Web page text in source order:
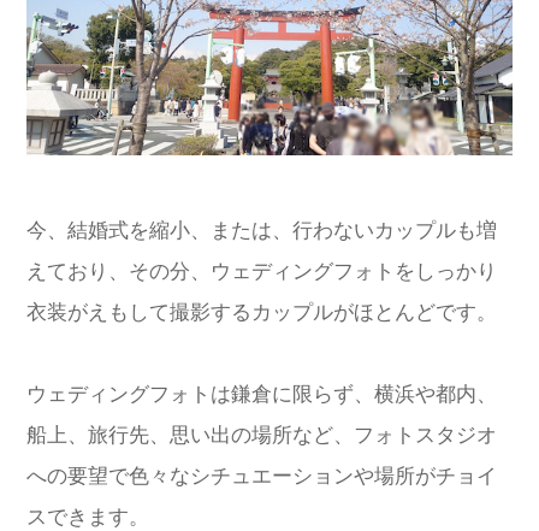
今、結婚式を縮小、または、行わないカップルも増
えており、その分、ウェディングフォトをしっかり
衣装がえもして撮影するカップルがほとんどです。
ウェディングフォトは鎌倉に限らず、横浜や都内、
船上、旅行先、思い出の場所など、フォトスタジオ
への要望で色々なシチュエーションや場所がチョイ
スできます。